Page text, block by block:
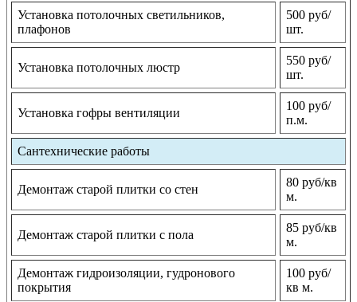
Установка потолочных светильников,
плафонов
500 руб/
шт.
Установка потолочных люстр
550 руб/
шт.
Установка гофры вентиляции
100 руб/
п.м.
Сантехнические работы
Демонтаж старой плитки со стен
80 руб/кв
м.
Демонтаж старой плитки с пола
85 руб/кв
м.
Демонтаж гидроизоляции, гудронового
покрытия
100 руб/
кв м.